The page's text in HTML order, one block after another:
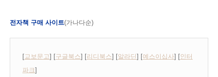
전자책 구매 사이트(가나다순)
[교보문고] [구글북스] [리디북스] [알라딘] [예스이십사] [인터
파크]